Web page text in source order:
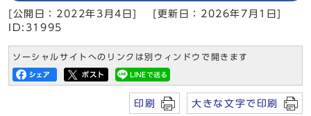
[公開日：2022年3月4日]
[更新日：2026年7月1日]
ID:31995
ソーシャルサイトへのリンクは別ウィンドウで開きます
印刷 大きな文字で印刷